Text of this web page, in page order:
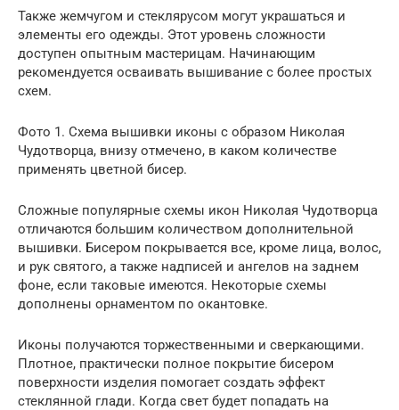
Также жемчугом и стеклярусом могут украшаться и
элементы его одежды. Этот уровень сложности
доступен опытным мастерицам. Начинающим
рекомендуется осваивать вышивание с более простых
схем.
Фото 1. Схема вышивки иконы с образом Николая
Чудотворца, внизу отмечено, в каком количестве
применять цветной бисер.
Сложные популярные схемы икон Николая Чудотворца
отличаются большим количеством дополнительной
вышивки. Бисером покрывается все, кроме лица, волос,
и рук святого, а также надписей и ангелов на заднем
фоне, если таковые имеются. Некоторые схемы
дополнены орнаментом по окантовке.
Иконы получаются торжественными и сверкающими.
Плотное, практически полное покрытие бисером
поверхности изделия помогает создать эффект
стеклянной глади. Когда свет будет попадать на